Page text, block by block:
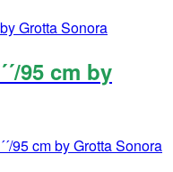
95 cm by